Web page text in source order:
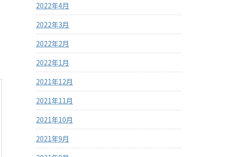
2022年4月
2022年3月
2022年2月
2022年1月
2021年12月
2021年11月
2021年10月
2021年9月